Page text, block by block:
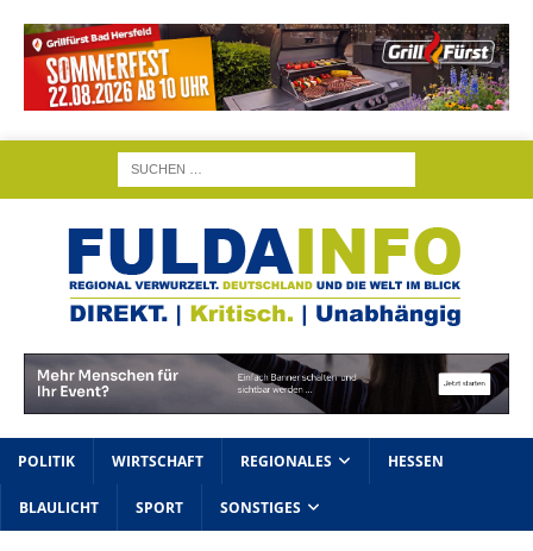
POLITIK WIRTSCHAFT REGIONALES HESSEN
BLAULICHT SPORT SONSTIGES